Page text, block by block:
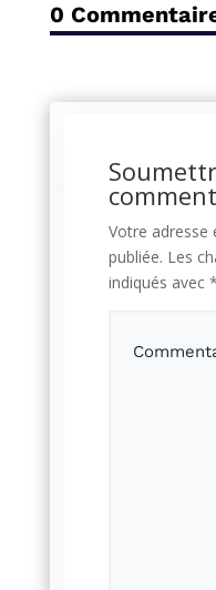
0
Votre adresse
publiée. Les
indiqués avec *